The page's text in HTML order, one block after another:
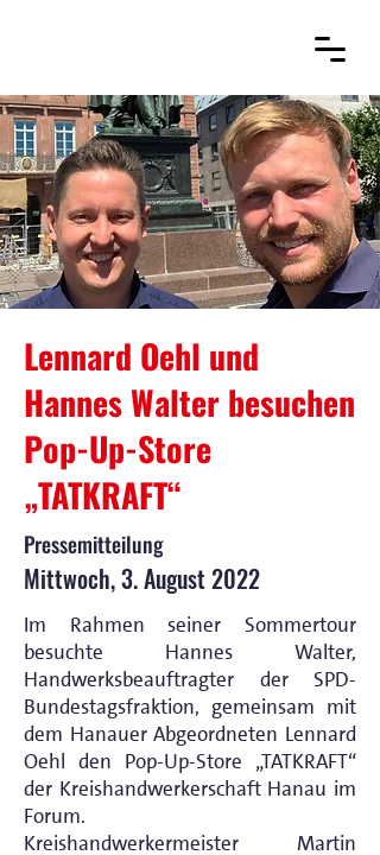
Lennard Oehl und
Hannes Walter besuchen
Pop-Up-Store
„TATKRAFT“
Pressemitteilung
Mittwoch, 3. August 2022
Im Rahmen seiner Sommertour
besuchte Hannes Walter,
Handwerksbeauftragter der SPD-
Bundestagsfraktion, gemeinsam mit
dem Hanauer Abgeordneten Lennard
Oehl den Pop-Up-Store „TATKRAFT“
der Kreishandwerkerschaft Hanau im
Forum.
Kreishandwerkermeister Martin